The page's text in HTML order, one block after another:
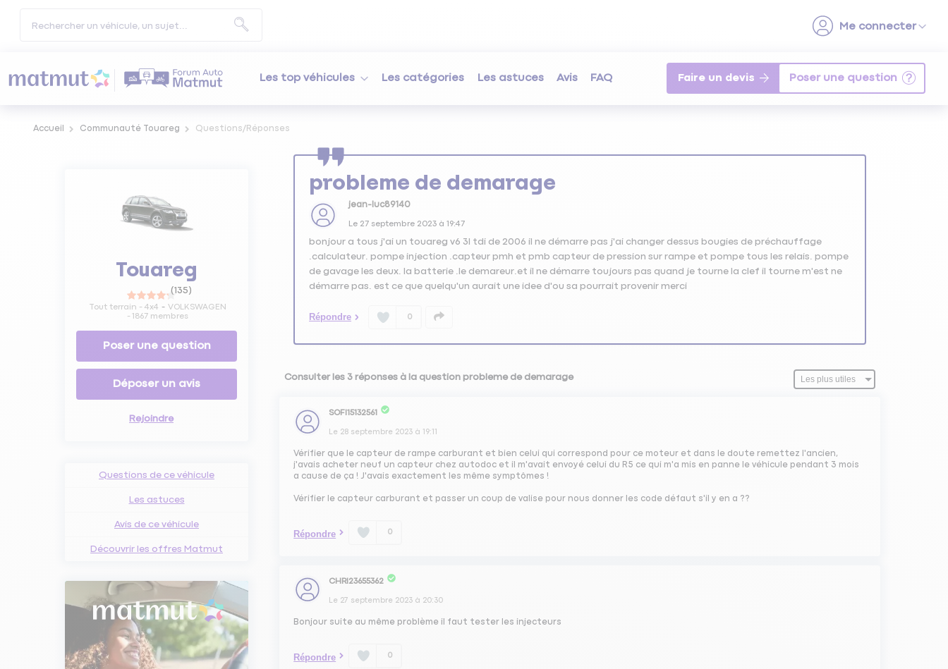
Les top véhicules Les catégories Les astuces Avis FAQ Faire un devis
Accueil Communauté Touareg Questions/Réponses
Touareg
(135)
Tout terrain - 4x4
VOLKSWAGEN
- 1867membres
Poser une question
Déposer un avis
Rejoindre
Questions de ce véhicule
Les astuces
Avis de ce véhicule
Découvrir les offres Matmut
probleme de demarage
jean-luc89140
Le 27 septembre 2023à 19:47
bonjour a tous j'ai un touareg v6 3l tdi de 2006 il ne démarre pas j'ai changer dessus bougies de préchauffage
.calculateur. pompe injection .capteur pmh et pmb capteur de pression sur rampe et pompe tous les relais. pompe
de gavage les deux. la batterie .le demareur.et il ne démarre toujours pas quand je tourne la clef il tourne m'est ne
démarre pas. est ce que quelqu'un aurait une idee d'ou sa pourrait provenir merci
Répondre 0
Consulter les 3 réponses à la question probleme de demarage
SOFI15132561
Le 28 septembre 2023 à 19:11
Vérifier que le capteur de rampe carburant et bien celui qui correspond pour ce moteur et dans le doute remettez l'ancien,
j'avais acheter neuf un capteur chez autodoc et il m'avait envoyé celui du R5 ce qui m'a mis en panne le véhicule pendant 3 mois
a cause de ça ! J'avais exactement les même symptômes !
Vérifier le capteur carburant et passer un coup de valise pour nous donner les code défaut s'il y en a ??
Répondre 0
CHRI23655362
Le 27 septembre 2023 à 20:30
Bonjour suite au même problème il faut tester les injecteurs
Répondre 0